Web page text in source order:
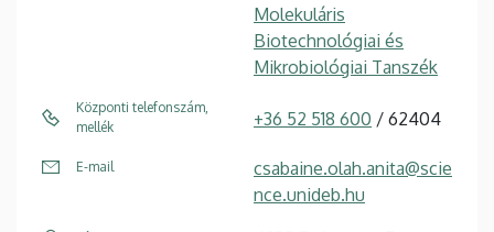
Molekuláris
Biotechnológiai és
Mikrobiológiai Tanszék
Központi telefonszám,
mellék
+36 52 518 600 / 62404
E-mail
csabaine.olah.anita@scie
nce.unideb.hu